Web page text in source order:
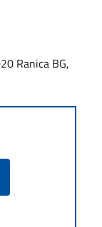
Ranica BG,